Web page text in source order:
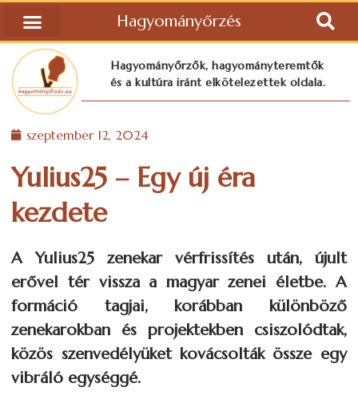
Hagyományőrzés
Hagyományőrzők, hagyományteremtők
és a kultúra iránt elkötelezettek oldala.
szeptember 12, 2024
Yulius25 – Egy új éra
kezdete
A Yulius25 zenekar vérfrissítés után, újult
erővel tér vissza a magyar zenei életbe. A
formáció tagjai, korábban különböző
zenekarokban és projektekben csiszolódtak,
közös szenvedélyüket kovácsolták össze egy
vibráló egységgé.